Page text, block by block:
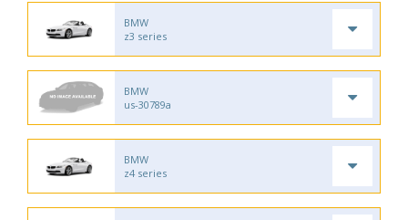
BMW
z3 series
BMW
us-30789a
BMW
z4 series